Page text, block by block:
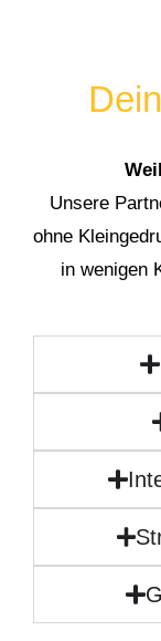
Unsere
ohne
in wenigen